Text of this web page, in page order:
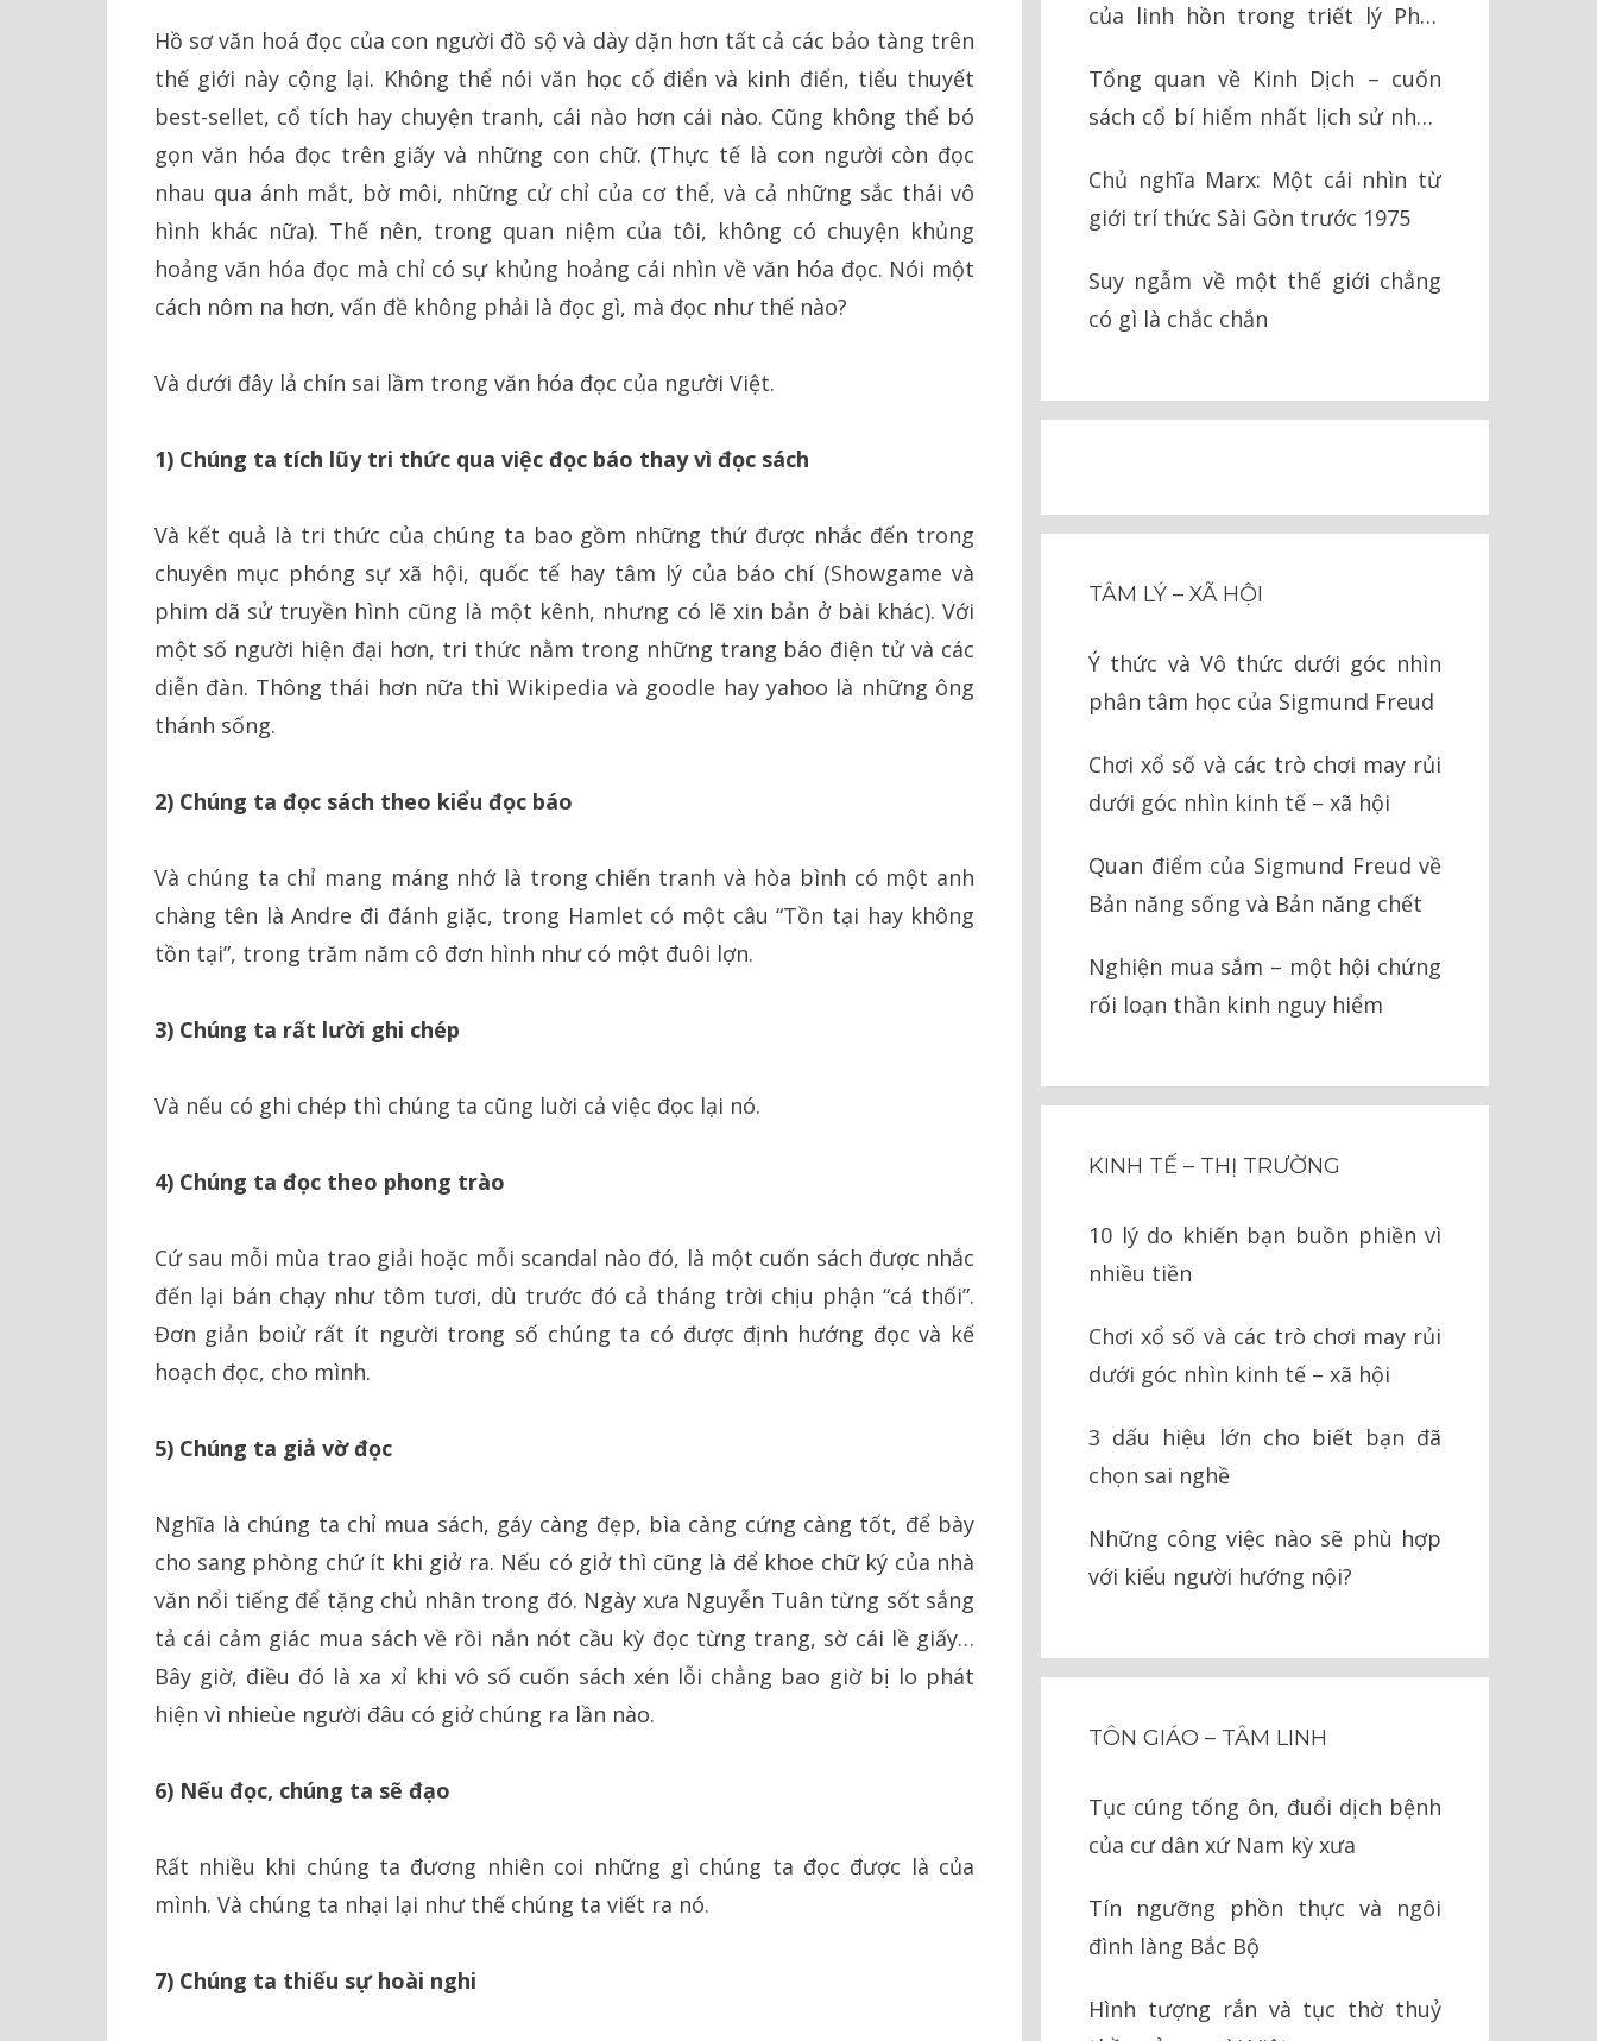
Hồ sơ văn hoá đọc của con người đồ sộ và dày dặn hơn tất cả các bảo tàng trên
thế giới này cộng lại. Không thể nói văn học cổ điển và kinh điển, tiểu thuyết
best-sellet, cổ tích hay chuyện tranh, cái nào hơn cái nào. Cũng không thể bó
gọn văn hóa đọc trên giấy và những con chữ. (Thực tế là con người còn đọc
nhau qua ánh mắt, bờ môi, những cử chỉ của cơ thể, và cả những sắc thái vô
hình khác nữa). Thế nên, trong quan niệm của tôi, không có chuyện khủng
hoảng văn hóa đọc mà chỉ có sự khủng hoảng cái nhìn về văn hóa đọc. Nói một
cách nôm na hơn, vấn đề không phải là đọc gì, mà đọc như thế nào?
Và dưới đây lả chín sai lầm trong văn hóa đọc của người Việt.
1) Chúng ta tích lũy tri thức qua việc đọc báo thay vì đọc sách
Và kết quả là tri thức của chúng ta bao gồm những thứ được nhắc đến trong
chuyên mục phóng sự xã hội, quốc tế hay tâm lý của báo chí (Showgame và
phim dã sử truyền hình cũng là một kênh, nhưng có lẽ xin bản ở bài khác). Với
một số người hiện đại hơn, tri thức nằm trong những trang báo điện tử và các
diễn đàn. Thông thái hơn nữa thì Wikipedia và goodle hay yahoo là những ông
thánh sống.
2) Chúng ta đọc sách theo kiểu đọc báo
Và chúng ta chỉ mang máng nhớ là trong chiến tranh và hòa bình có một anh
chàng tên là Andre đi đánh giặc, trong Hamlet có một câu “Tồn tại hay không
tồn tại”, trong trăm năm cô đơn hình như có một đuôi lợn.
3) Chúng ta rất lười ghi chép
Và nếu có ghi chép thì chúng ta cũng luời cả việc đọc lại nó.
4) Chúng ta đọc theo phong trào
Cứ sau mỗi mùa trao giải hoặc mỗi scandal nào đó, là một cuốn sách được nhắc
đến lại bán chạy như tôm tươi, dù trước đó cả tháng trời chịu phận “cá thối”.
Đơn giản boiử rất ít người trong số chúng ta có được định hướng đọc và kế
hoạch đọc, cho mình.
5) Chúng ta giả vờ đọc
Nghĩa là chúng ta chỉ mua sách, gáy càng đẹp, bìa càng cứng càng tốt, để bày
cho sang phòng chứ ít khi giở ra. Nếu có giở thì cũng là để khoe chữ ký của nhà
văn nổi tiếng để tặng chủ nhân trong đó. Ngày xưa Nguyễn Tuân từng sốt sắng
tả cái cảm giác mua sách về rồi nắn nót cầu kỳ đọc từng trang, sờ cái lề giấy…
Bây giờ, điều đó là xa xỉ khi vô số cuốn sách xén lỗi chẳng bao giờ bị lo phát
hiện vì nhieùe người đâu có giở chúng ra lần nào.
6) Nếu đọc, chúng ta sẽ đạo
Rất nhiều khi chúng ta đương nhiên coi những gì chúng ta đọc được là của
mình. Và chúng ta nhại lại như thế chúng ta viết ra nó.
7) Chúng ta thiếu sự hoài nghi
của linh hồn trong triết lý Phật
Tổng quan về Kinh Dịch – cuốn
sách cổ bí hiểm nhất lịch sử nhân
Chủ nghĩa Marx: Một cái nhìn từ
giới trí thức Sài Gòn trước 1975
Suy ngẫm về một thế giới chẳng
có gì là chắc chắn
TÂM LÝ – XÃ HỘI
Ý thức và Vô thức dưới góc nhìn
phân tâm học của Sigmund Freud
Chơi xổ số và các trò chơi may rủi
dưới góc nhìn kinh tế – xã hội
Quan điểm của Sigmund Freud về
Bản năng sống và Bản năng chết
Nghiện mua sắm – một hội chứng
rối loạn thần kinh nguy hiểm
KINH TẾ – THỊ TRƯỜNG
10 lý do khiến bạn buồn phiền vì
nhiều tiền
Chơi xổ số và các trò chơi may rủi
dưới góc nhìn kinh tế – xã hội
3 dấu hiệu lớn cho biết bạn đã
chọn sai nghề
Những công việc nào sẽ phù hợp
với kiểu người hướng nội?
TÔN GIÁO – TÂM LINH
Tục cúng tống ôn, đuổi dịch bệnh
của cư dân xứ Nam kỳ xưa
Tín ngưỡng phồn thực và ngôi
đình làng Bắc Bộ
Hình tượng rắn và tục thờ thuỷ